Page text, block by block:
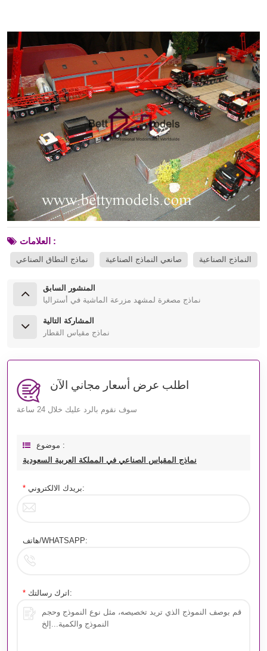
العلامات :
نماذج النطاق الصناعي صانعي النماذج الصناعية النماذج الصناعية
المنشور السابق
نماذج مصغرة لمشهد مزرعة الماشية في أستراليا
المشاركة التالية
نماذج مقياس القطار
اطلب عرض أسعار مجاني الآن
سوف نقوم بالرد عليك خلال 24 ساعة
موضوع :
نماذج المقياس الصناعي في المملكة العربية السعودية
* بريدك الالكتروني:
هاتف/WHATSAPP:
* اترك رسالتك: